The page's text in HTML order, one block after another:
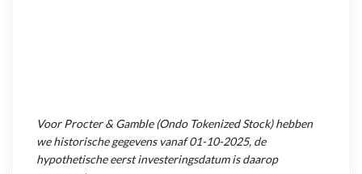
VoorProcter & Gamble (Ondo Tokenized Stock)hebben
we historische gegevens vanaf01-10-2025, de
hypothetische eerst investeringsdatum is daarop